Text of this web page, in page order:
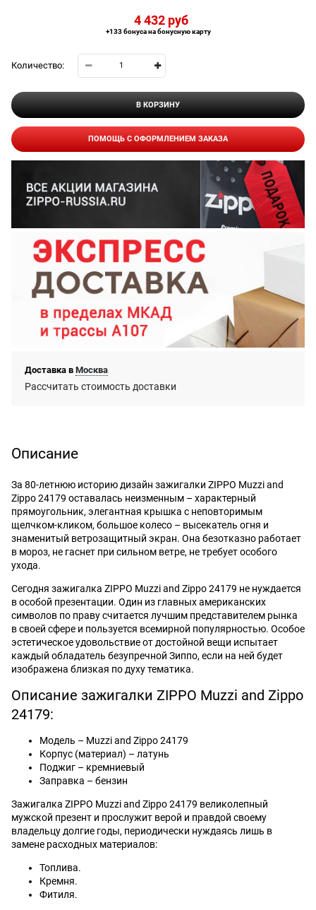
4 432 руб
+133 бонуса на бонусную карту
Количество:
В КОРЗИНУ
ПОМОЩЬ С ОФОРМЛЕНИЕМ ЗАКАЗА
Доставка в Москва
Рассчитать стоимость доставки
Описание
За 80-летнюю историю дизайн зажигалки ZIPPO Muzzi and
Zippo 24179 оставалась неизменным – характерный
прямоугольник, элегантная крышка с неповторимым
щелчком-кликом, большое колесо – высекатель огня и
знаменитый ветрозащитный экран. Она безотказно работает
в мороз, не гаснет при сильном ветре, не требует особого
ухода.
Сегодня зажигалка ZIPPO Muzzi and Zippo 24179 не нуждается
в особой презентации. Один из главных американских
символов по праву считается лучшим представителем рынка
в своей сфере и пользуется всемирной популярностью. Особое
эстетическое удовольствие от достойной вещи испытает
каждый обладатель безупречной Зиппо, если на ней будет
изображена близкая по духу тематика.
Описание зажигалки ZIPPO Muzzi and Zippo
24179:
Модель – Muzzi and Zippo 24179
Корпус (материал) – латунь
Поджиг – кремниевый
Заправка – бензин
Зажигалка ZIPPO Muzzi and Zippo 24179 великолепный
мужской презент и прослужит верой и правдой своему
владельцу долгие годы, периодически нуждаясь лишь в
замене расходных материалов:
Топлива.
Кремня.
Фитиля.